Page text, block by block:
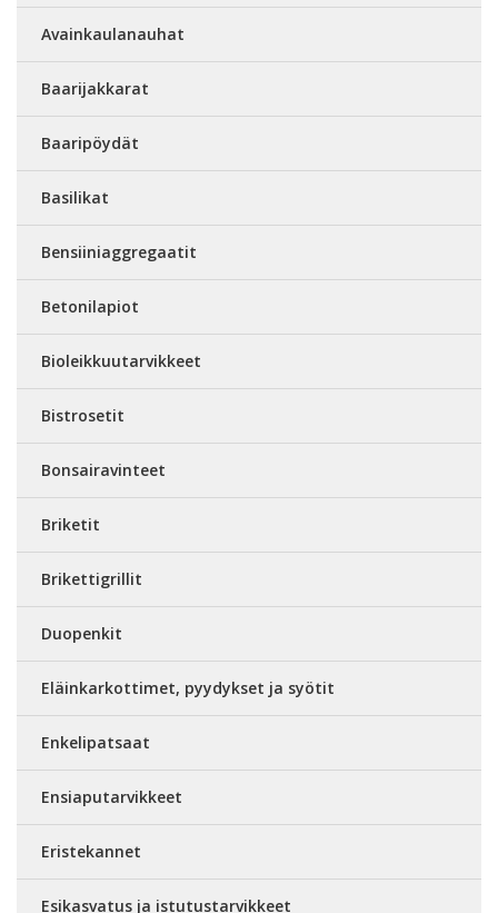
Avainkaulanauhat
Baarijakkarat
Baaripöydät
Basilikat
Bensiiniaggregaatit
Betonilapiot
Bioleikkuutarvikkeet
Bistrosetit
Bonsairavinteet
Briketit
Brikettigrillit
Duopenkit
Eläinkarkottimet, pyydykset ja syötit
Enkelipatsaat
Ensiaputarvikkeet
Eristekannet
Esikasvatus ja istutustarvikkeet